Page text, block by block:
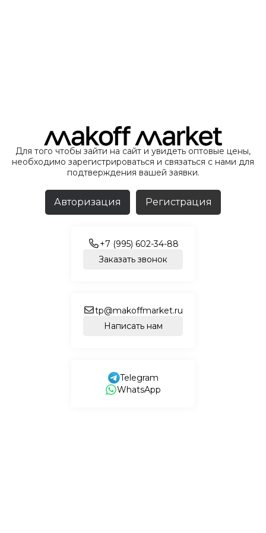
Для того чтобы зайти на сайт и увидеть оптовые цены,
необходимо зарегистрироваться и связаться с нами для
подтверждения вашей заявки.
Авторизация Регистрация
+7 (995) 602-34-88
Заказать звонок
tp@makoffmarket.ru
Написать нам
Telegram
WhatsApp